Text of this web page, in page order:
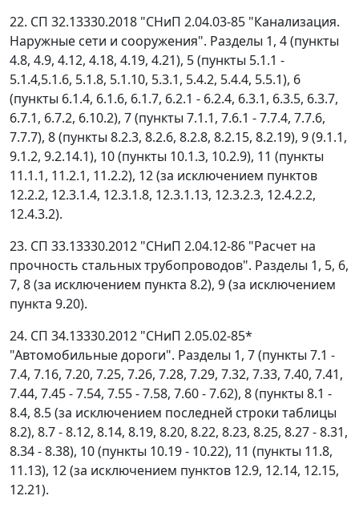
22. СП 32.13330.2018 "СНиП 2.04.03-85 "Канализация.
Наружные сети и сооружения". Разделы 1, 4 (пункты
4.8, 4.9, 4.12, 4.18, 4.19, 4.21), 5 (пункты 5.1.1 -
5.1.4,5.1.6, 5.1.8, 5.1.10, 5.3.1, 5.4.2, 5.4.4, 5.5.1), 6
(пункты 6.1.4, 6.1.6, 6.1.7, 6.2.1 - 6.2.4, 6.3.1, 6.3.5, 6.3.7,
6.7.1, 6.7.2, 6.10.2), 7 (пункты 7.1.1, 7.6.1 - 7.7.4, 7.7.6,
7.7.7), 8 (пункты 8.2.3, 8.2.6, 8.2.8, 8.2.15, 8.2.19), 9 (9.1.1,
9.1.2, 9.2.14.1), 10 (пункты 10.1.3, 10.2.9), 11 (пункты
11.1.1, 11.2.1, 11.2.2), 12 (за исключением пунктов
12.2.2, 12.3.1.4, 12.3.1.8, 12.3.1.13, 12.3.2.3, 12.4.2.2,
12.4.3.2).
23. СП 33.13330.2012 "СНиП 2.04.12-86 "Расчет на
прочность стальных трубопроводов". Разделы 1, 5, 6,
7, 8 (за исключением пункта 8.2), 9 (за исключением
пункта 9.20).
24. СП 34.13330.2012 "СНиП 2.05.02-85*
"Автомобильные дороги". Разделы 1, 7 (пункты 7.1 -
7.4, 7.16, 7.20, 7.25, 7.26, 7.28, 7.29, 7.32, 7.33, 7.40, 7.41,
7.44, 7.45 - 7.54, 7.55 - 7.58, 7.60 - 7.62), 8 (пункты 8.1 -
8.4, 8.5 (за исключением последней строки таблицы
8.2), 8.7 - 8.12, 8.14, 8.19, 8.20, 8.22, 8.23, 8.25, 8.27 - 8.31,
8.34 - 8.38), 10 (пункты 10.19 - 10.22), 11 (пункты 11.8,
11.13), 12 (за исключением пунктов 12.9, 12.14, 12.15,
12.21).